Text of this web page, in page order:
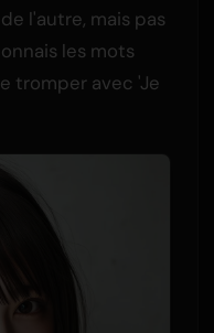
l'autre, mais pas
les mots
tromper avec 'Je